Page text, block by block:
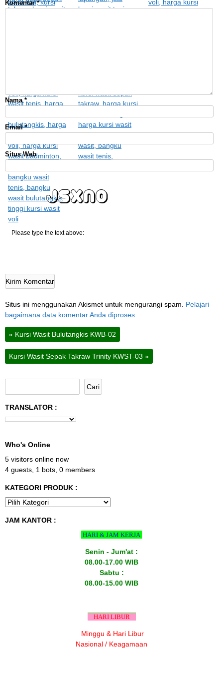
Komentar*
Nama*
Email*
Situs Web
dBv2u
Please type the text above:
Situs ini menggunakan Akismet untuk mengurangi spam. Pelajari
bagaimana data komentar Anda diproses
« Kursi Wasit Bulutangkis KWB-02
Kursi Wasit Sepak Takraw Trinity KWST-03 »
TRANSLATOR :
Who's Online
5 visitors online now
4 guests, 1 bots, 0 members
KATEGORI PRODUK :
JAM KANTOR :
HARI & JAM KERJA
Senin - Jum'at :
08.00-17.00 WIB
Sabtu :
08.00-15.00 WIB
HARI LIBUR
Minggu & Hari Libur
Nasional / Keagamaan